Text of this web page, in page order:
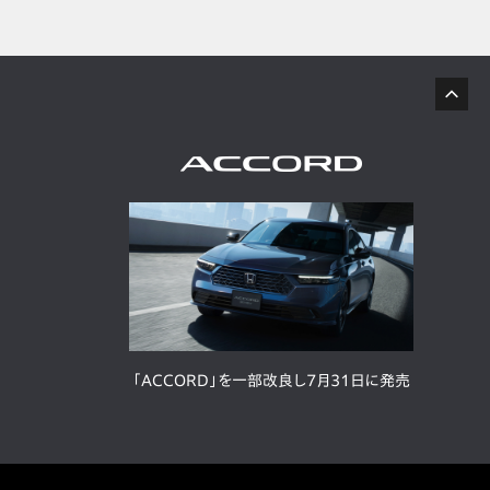
「ACCORD」を一部改良し7月31日に発売